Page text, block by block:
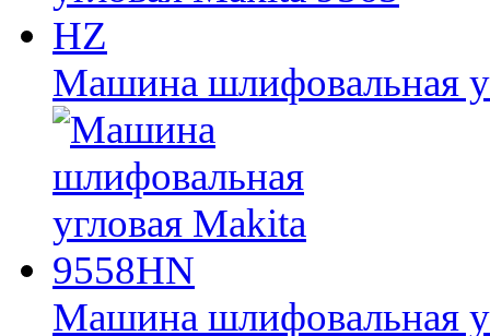
Машина шлифовальная
Машина шлифовальная